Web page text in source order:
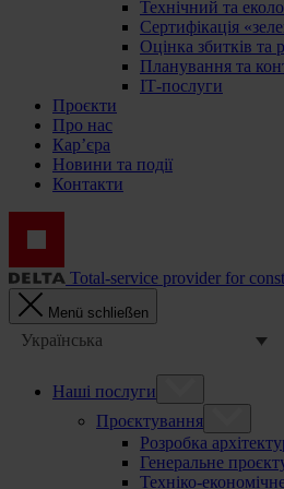
Технічний та
Сертифікація
Оцінка збитків та
Планування та
ІТ-послуги
Проєкти
Про нас
Кар’єра
Новини та події
Контакти
Total-service provider for
Menü schließen
Українська
Наші послуги
Проєктування
Розробка
Генеральне
Техніко-